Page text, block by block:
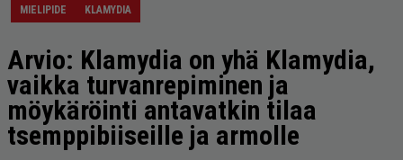
MIELIPIDE KLAMYDIA
Arvio: Klamydia on yhä Klamydia,
vaikka turvanrepiminen ja
möykäröinti antavatkin tilaa
tsemppibiiseille ja armolle